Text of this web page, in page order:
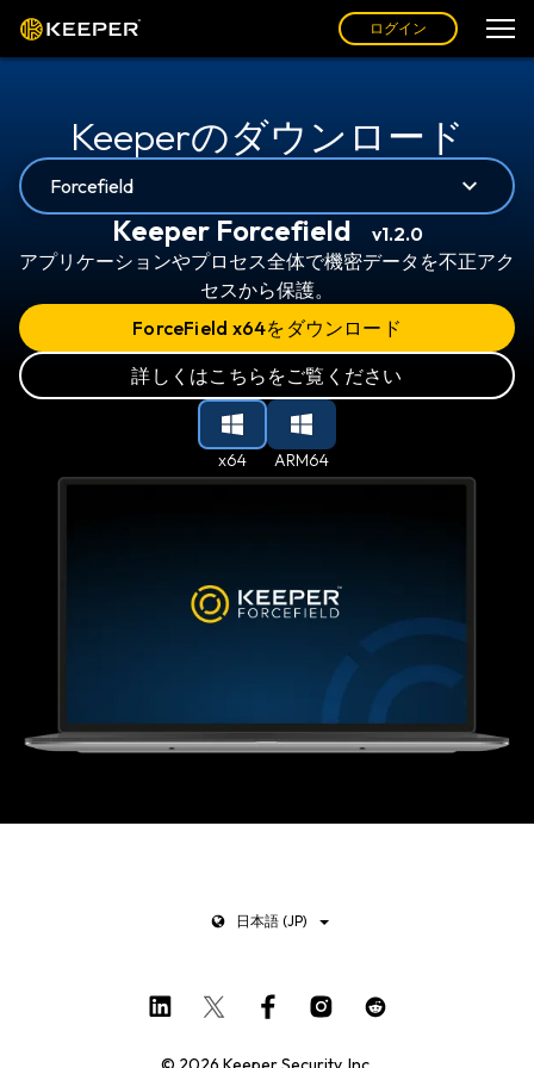
ログイン
Keeperのダウンロード
Forcefield
Keeper Forcefield
v1.2.0
アプリケーションやプロセス全体で機密データを不正アク
セスから保護。
ForceField x64をダウンロード
詳しくはこちらをご覧ください
x64 ARM64
日本語 (JP)